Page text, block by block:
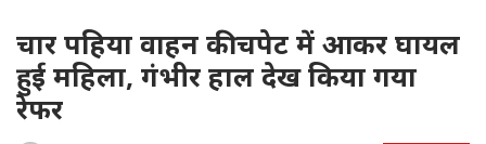
चार पहिया वाहन की चपेट में आकर घायल
हुई महिला, गंभीर हाल देख किया गया
रेफर